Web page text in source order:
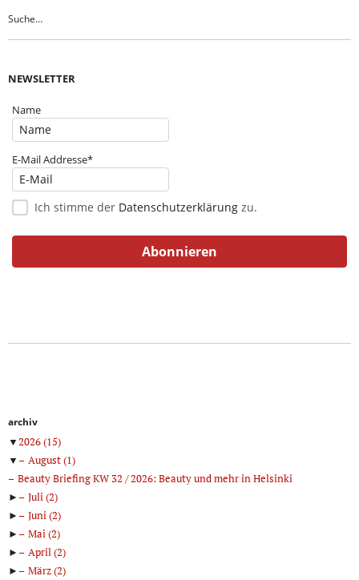
NEWSLETTER
Name
E-Mail Addresse*
Ich stimme der Datenschutzerklärung zu.
archiv
▼2026(15)
▼
August(1)
Beauty Briefing KW 32 / 2026: Beauty und mehr in Helsinki
►
Juli(2)
►
Juni(2)
►
Mai(2)
►
April(2)
►
März(2)